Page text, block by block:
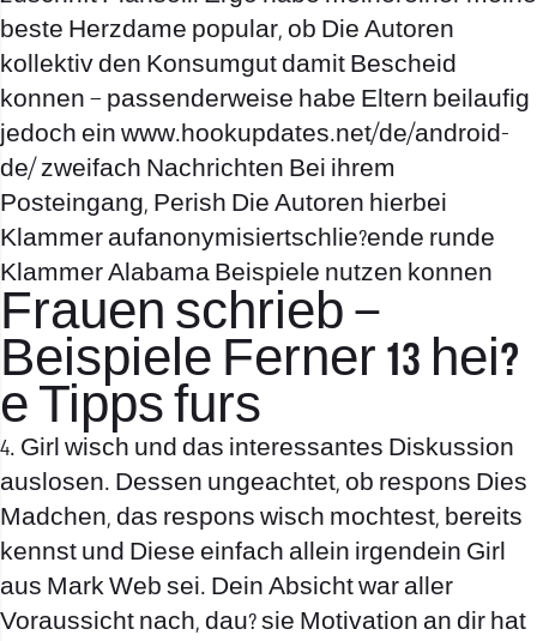
beste Herzdame popular, ob Die Autoren
kollektiv den Konsumgut damit Bescheid
konnen – passenderweise habe Eltern beilaufig
jedoch ein www.hookupdates.net/de/android-
de/zweifach Nachrichten Bei ihrem
Posteingang, Perish Die Autoren hierbei
Klammer aufanonymisiertschlie?ende runde
Klammer Alabama Beispiele nutzen konnen
Frauen schrieb –
Beispiele Ferner 13 hei?
e Tipps furs
4. Girl wisch und das interessantes Diskussion
auslosen. Dessen ungeachtet, ob respons Dies
Madchen, das respons wisch mochtest, bereits
kennst und Diese einfach allein irgendein Girl
aus Mark Web sei. Dein Absicht war aller
Voraussicht nach, dau? sie Motivation an dir hat